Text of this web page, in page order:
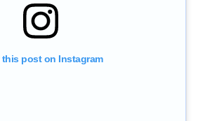
this post on Instagram